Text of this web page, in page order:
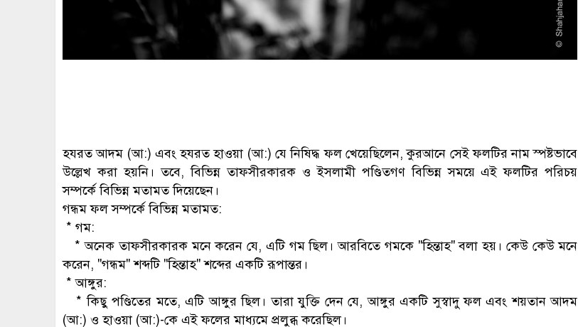
হযরত আদম (আ:) এবং হযরত হাওয়া (আ:) যে নিষিদ্ধ ফল খেয়েছিলেন, কুরআনে সেই ফলটির নাম স্পষ্টভাবে
উল্লেখ করা হয়নি। তবে, বিভিন্ন তাফসীরকারক ও ইসলামী পণ্ডিতগণ বিভিন্ন সময়ে এই ফলটির পরিচয়
সম্পর্কে বিভিন্ন মতামত দিয়েছেন।
গন্ধম ফল সম্পর্কে বিভিন্ন মতামত:
* গম:
* অনেক তাফসীরকারক মনে করেন যে, এটি গম ছিল। আরবিতে গমকে "হিন্তাহ" বলা হয়। কেউ কেউ মনে
করেন, "গন্ধম" শব্দটি "হিন্তাহ" শব্দের একটি রূপান্তর।
* আঙ্গুর:
* কিছু পণ্ডিতের মতে, এটি আঙ্গুর ছিল। তারা যুক্তি দেন যে, আঙ্গুর একটি সুস্বাদু ফল এবং শয়তান আদম
(আ:) ও হাওয়া (আ:)-কে এই ফলের মাধ্যমে প্রলুব্ধ করেছিল।